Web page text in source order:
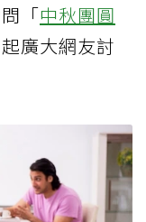
「中秋團圓
廣大網友討